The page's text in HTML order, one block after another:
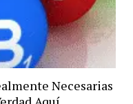
Necesarias